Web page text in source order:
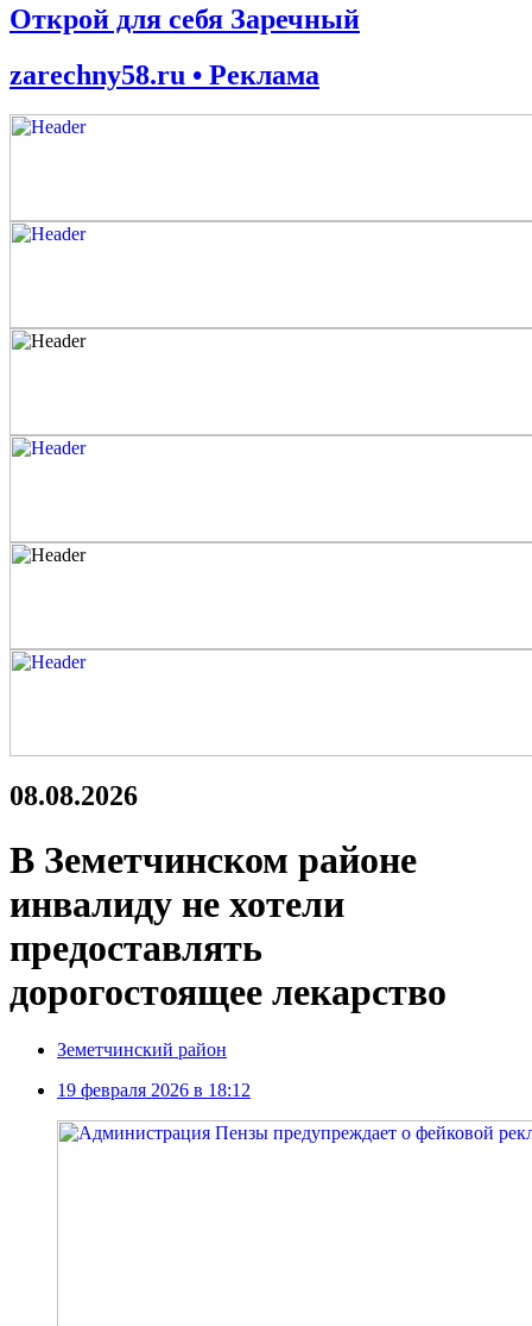
Открой для себя Заречный
zarechny58.ru • Реклама
08.08.2026
В Земетчинском районе
инвалиду не хотели
предоставлять
дорогостоящее лекарство
Земетчинский район
19 февраля 2026 в 18:12